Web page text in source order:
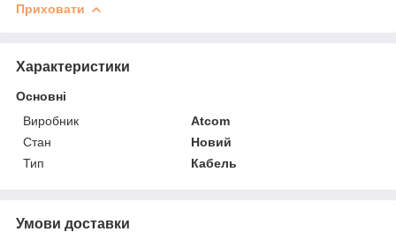
Приховати
Характеристики
Основні
Виробник
Atcom
Стан
Новий
Тип
Кабель
Умови доставки